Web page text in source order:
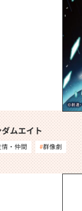
ムエイト
情・仲間 群像劇